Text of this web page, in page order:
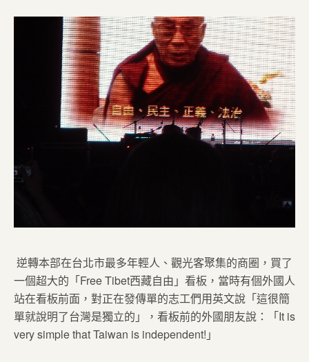
逆轉本部在台北市最多年輕人、觀光客聚集的商圈，買了
一個超大的「Free Tibet西藏自由」看板，當時有個外國人
站在看板前面，對正在發傳單的志工們用英文說「這很簡
單就說明了台灣是獨立的」，看板前的外國朋友說：「It is
very simple that Taiwan is independent!」